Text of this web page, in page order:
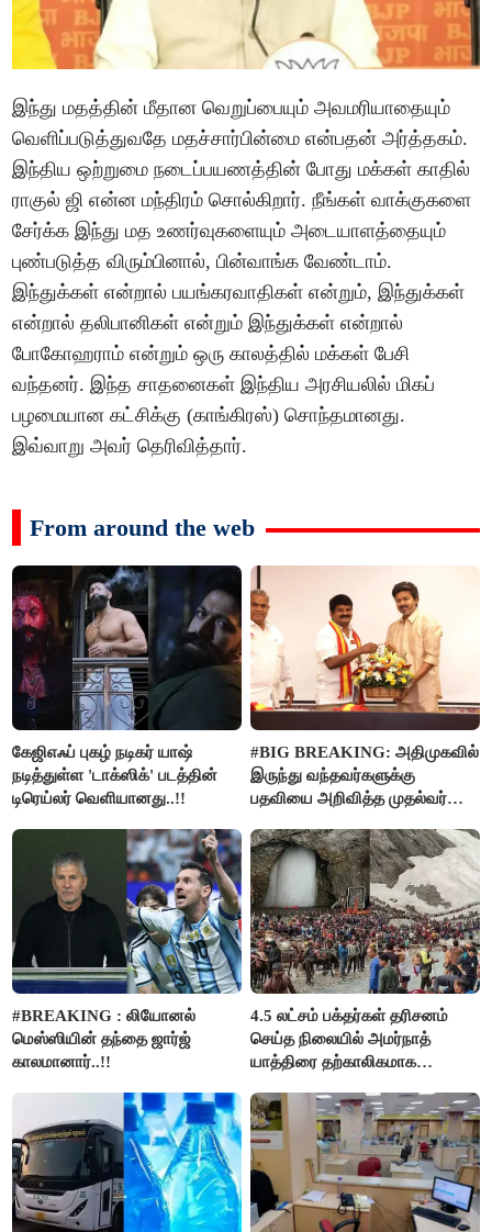
இந்து மதத்தின் மீதான வெறுப்பையும் அவமரியாதையும்
வெளிப்படுத்துவதே மதச்சார்பின்மை என்பதன் அர்த்தகம்.
இந்திய ஒற்றுமை நடைப்பயணத்தின் போது மக்கள் காதில்
ராகுல் ஜி என்ன மந்திரம் சொல்கிறார். நீங்கள் வாக்குகளை
சேர்க்க இந்து மத உணர்வுகளையும் அடையாளத்தையும்
புண்படுத்த விரும்பினால், பின்வாங்க வேண்டாம்.
இந்துக்கள் என்றால் பயங்கரவாதிகள் என்றும், இந்துக்கள்
என்றால் தலிபானிகள் என்றும் இந்துக்கள் என்றால்
போகோஹராம் என்றும் ஒரு காலத்தில் மக்கள் பேசி
வந்தனர். இந்த சாதனைகள் இந்திய அரசியலில் மிகப்
பழமையான கட்சிக்கு (காங்கிரஸ்) சொந்தமானது.
இவ்வாறு அவர் தெரிவித்தார்.
From around the web
கேஜிஎஃப் புகழ் நடிகர் யாஷ்
நடித்துள்ள 'டாக்‌ஸிக்' படத்தின்
டிரெய்லர் வெளியானது..!!
#BIG BREAKING: அதிமுகவில்
இருந்து வந்தவர்களுக்கு
பதவியை அறிவித்த முதல்வர்
#BREAKING : லியோனல்
மெஸ்ஸியின் தந்தை ஜார்ஜ்
காலமானார்..!!
4.5 லட்சம் பக்தர்கள் தரிசனம்
செய்த நிலையில் அமர்நாத்
யாத்திரை தற்காலிகமாக